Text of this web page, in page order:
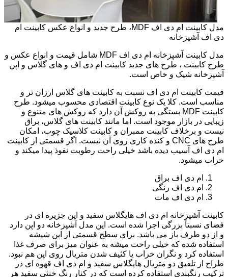
مدل کابینت ام دی اف MDF، طرح جدید و انواع عکس کابینت ام
دی اف آشپزخانه
مدل کابینت آشپزخانه ام دی اف MDF شامل قیمت و انواع عکس و
طرح کابینت ، طرح های جدید کابینت ام دی اف و های گلاس و اپن
آشپزخانه شیک و خاص است.
قیمت کابینت ام دی اف نسبت به کابینت های گلاس ارزان تر و
مناسب است. کلا یک نوع کابینت اقتصادی محسوب میشود. طرح
کابینت MDF بستگی به روکش آن دارد که روکش های متنوع و
زیبایی در بازار موجود است. اما مانند کابینت های گلاس، براق
نیست و برخلاف کابینت ممبران و کابینت کلاسیک چوب، امکان
طرح های CNC و کنده کاری روی آن نیست. اگر قسمتی از کابینت
ام دی اف آسیب دیده باشد خیلی راحت رطوبت نفوذ پیدا میکند و
خراب میشود.
ام دی اف براق
ام دی اف رنگی
ام دی اف مات
کابینت آشپزخانه ام دی اف هایگلاس سفید و اپن جزیره ای در
فضای نسبتاً بزرگی اجرا شده است. این مدل آشپزخانه دو اپن دارد
و از دو طرف باز می باشد. برای سطح قسمتی از اپن شیشه
استفاده شده که خیلی راحت میشه به عنوان میز برای صرف غذا
استفاده کرد و نگران خراب یا کثیف شدن متریال روی اپن هم نبود.
طراح از تلفیق دو متریال هایگلاس سفید و ام دی اف قهوه ای در
ترکیب رنگبندی استفاده کرده است که در کنار رنگ خنثی سفید هر